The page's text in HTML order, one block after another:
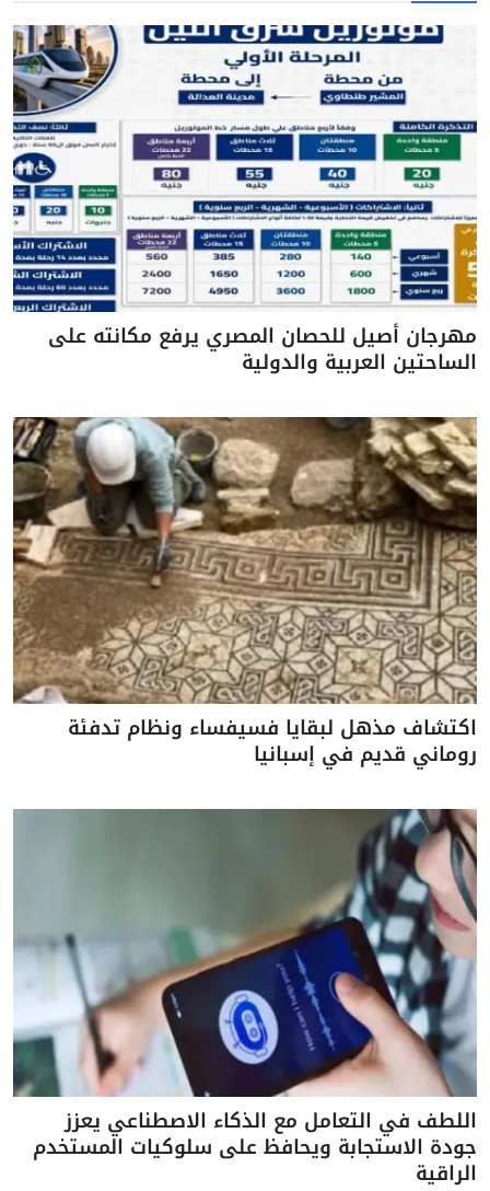
مهرجان أصيل للحصان المصري يرفع مكانته على
الساحتين العربية والدولية
اكتشاف مذهل لبقايا فسيفساء ونظام تدفئة
روماني قديم في إسبانيا
اللطف في التعامل مع الذكاء الاصطناعي يعزز
جودة الاستجابة ويحافظ على سلوكيات المستخدم
الراقية